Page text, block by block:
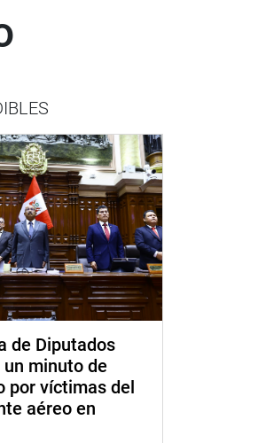
de Diputados
minuto de
por víctimas del
aéreo en